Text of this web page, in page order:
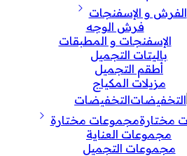
الفرش و الإسفنجات
فرش الوجه
الإسفنجات و المطبقات
باليتات التجميل
أطقم التجميل
مزيلات المكياج
التخفيضات
مجموعات مختارة
مجموعات العناية
مجموعات التجميل